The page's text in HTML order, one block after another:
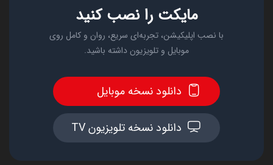
مایکت را نصب کنید
با نصب اپلیکیشن، تجربه‌ای سریع، روان و کامل روی
موبایل و تلویزیون داشته باشید.
دانلود نسخه موبایل
دانلود نسخه تلویزیون TV